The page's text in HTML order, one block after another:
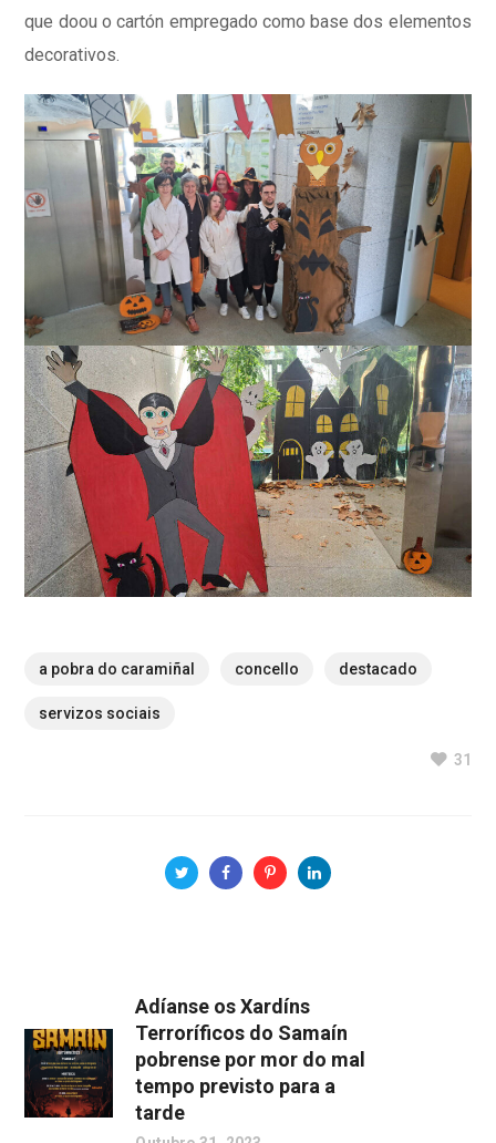
que doou o cartón empregado como base dos elementos
decorativos.
a pobra do caramiñal concello destacado
servizos sociais
31
Adíanse os Xardíns
Terroríficos do Samaín
pobrense por mor do mal
tempo previsto para a
tarde